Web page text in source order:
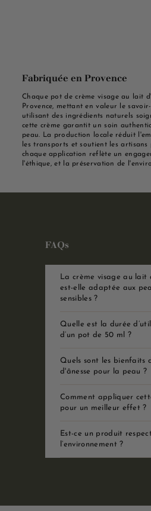
Fabriquée en Provence
Chaque pot de crème visage au lait
Provence, mettant en valeur le
utilisant des ingrédients naturels
cette crème garantit un soin
peau. La production locale réduit
les transports et soutient les artisans
chaque application reflète un
l'éthique, et la préservation de
FAQs
La crème visage au lait
est-elle adaptée aux
sensibles ?
Quelle est la durée
d’un pot de 50 ml ?
Quels sont les bienfaits
d'ânesse pour la peau ?
Comment appliquer
pour un meilleur effet ?
Est-ce un produit
l’environnement ?